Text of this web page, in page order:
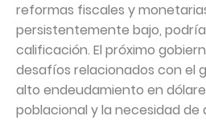
reformas fiscales y
persistentemente bajo,
calificación. El próximo
desafíos relacionados con el
alto endeudamiento en
poblacional y la necesidad de